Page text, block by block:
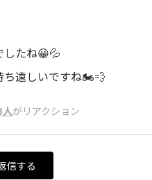
したね😀💦
ち遠しいですね🏍️💨
がリアクション
信する